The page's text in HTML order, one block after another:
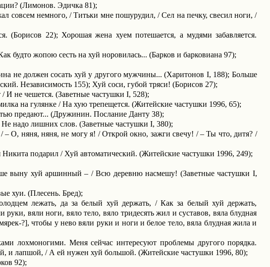
(Лимонов. Эдичка 81);
совсем немного, / Титьки мне пошурудил, / Сел на печку, свесил ноги, /
(Борисов 22); Хорошая жена хуем потешается, а мудями забавляется.
будто жопою сесть на хуй норови­лась... (Барков и барковиана 97);
не должен сосать хуй у другого мужчи­ны... (Харитонов I, 188); Больше
Независимость 155); Хуй соси, губой тряси! (Борисов 27);
И не чешется. (Заветные частушки I, 528);
на гулянке / На хую трепещется. (Житейские частушки 1996, 65);
предают... (Дружинин. Послание Данту 38);
надо лишних слов. (Заветные частушки I, 380);
/–О, няня, няня, не могу я! / Открой окно, зажги свечу! /–Ты что, дитя? /
подарил / Хуй автоматический. (Житейские частушки 1996, 249);
выну хуй аршинный – / Всю деревню насмешу! (Заветные частушки I,
хуи. (Плесень. Бред);
лежать, да за белый хуй держать, / Как за белый хуй держать,
вяли ноги, вяло тело, вяло тридесять жил и суставов, вяла блудная
?], чтобы у нево вяли руки и ноги и белое тело, вяла блудная жила и
лохмо­ногими. Меня сейчас интересуют проблемы другого порядка.
лапшой, / А ей нужен хуй большой. (Житейские частушки 1996, 80);
92);